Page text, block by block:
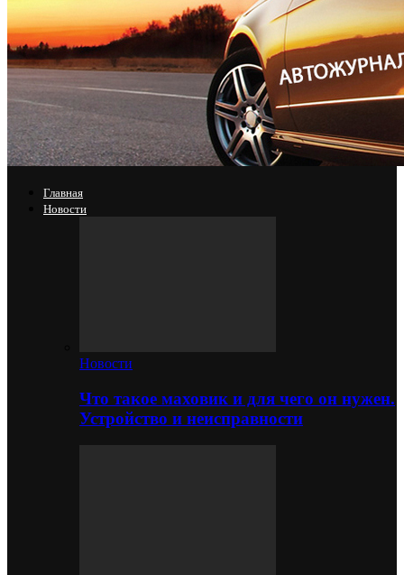
Главная
Новости
Новости
Что такое маховик и для чего он нужен.
Устройство и неисправности